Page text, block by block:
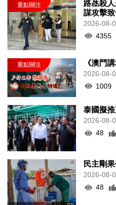
路氹殺
謀攻擊
2026-08-
4355
《澳門
2026-08-
1009
泰國擬
2026-08-
48
民主剛
2026-08-
48